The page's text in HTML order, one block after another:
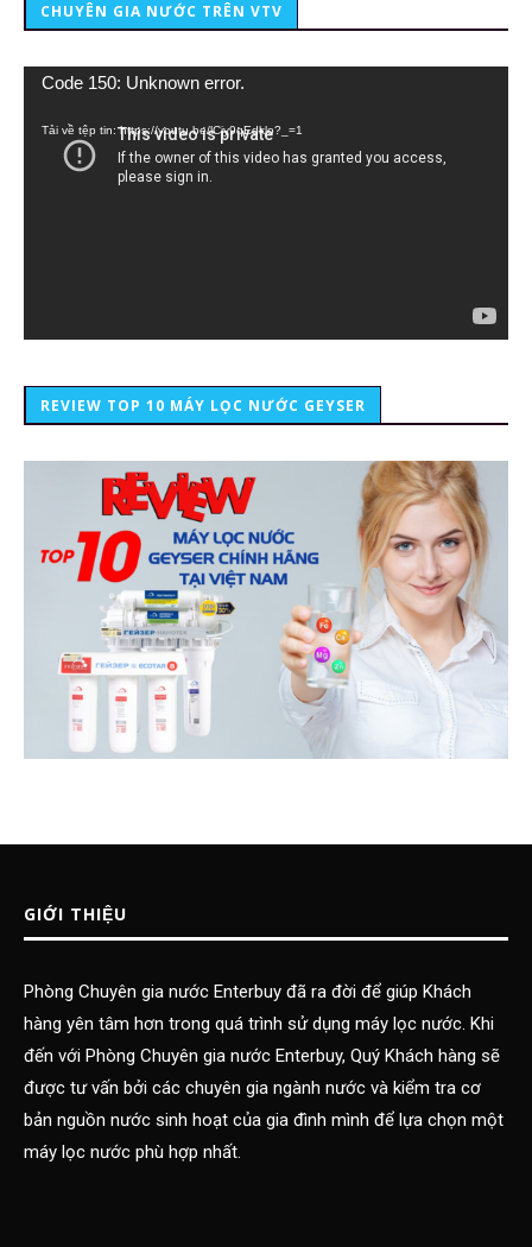
CHUYÊN GIA NƯỚC TRÊN VTV
Trình
Code 150: Unknown error.
Tải về tệp tin: https://youtu.be/lCiy9qEdklo?_=1
REVIEW TOP 10 MÁY LỌC NƯỚC GEYSER
GIỚI THIỆU
Phòng Chuyên gia nước Enterbuy đã ra đời để giúp Khách
hàng yên tâm hơn trong quá trình sử dụng máy lọc nước. Khi
đến với Phòng Chuyên gia nước Enterbuy, Quý Khách hàng sẽ
được tư vấn bởi các chuyên gia ngành nước và kiểm tra cơ
bản nguồn nước sinh hoạt của gia đình mình để lựa chọn một
máy lọc nước phù hợp nhất.